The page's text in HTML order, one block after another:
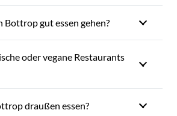
Bottrop gut essen gehen?
oder vegane Restaurants
draußen essen?